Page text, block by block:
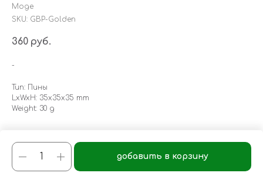
Moge
SKU: GBP-Golden
360 руб.
добавить в корзину
-
Тип: Пины
LxWxH: 35x35x35 mm
Weight: 30 g